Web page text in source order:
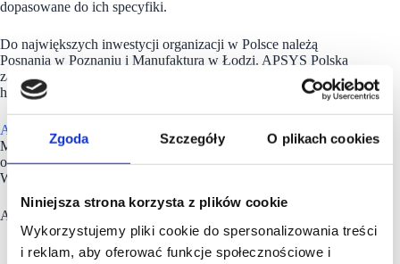
Zgoda Szczegóły O plikach cookies
Niniejsza strona korzysta z plików cookie
Wykorzystujemy pliki cookie do spersonalizowania treści
i reklam, aby oferować funkcje społecznościowe i
dopasowane do ich specyfiki.
Do największych inwestycji organizacji w Polsce należą
Posnania w Poznaniu i Manufaktura w Łodzi. APSYS Polska
zarządza obecnie ponad 800 000 mkw. GLA w 15 obiektach
handlowych zlokalizowanych w 12 największych miastach.
Apsys
prowadzi także inwestycje mieszkaniowe – Solea
Mieszkania przy Wyścigach na warszawskim Mokotowie
oraz Ogrody Staromiejskie i Wrocławskie Lofty w centrum
Wrocławia.
Apsys Polska prowadzi również foodhall w Poznaniu.